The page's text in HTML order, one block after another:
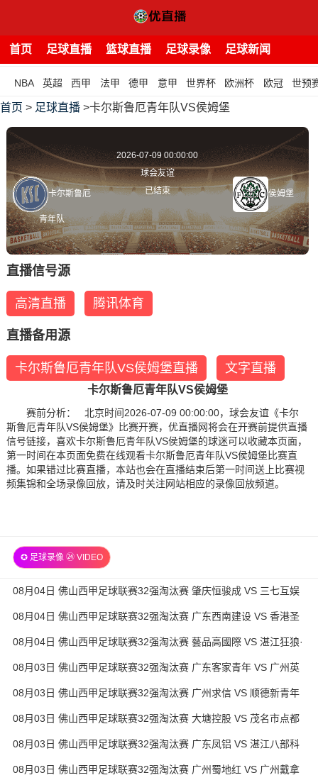
首页 足球直播 篮球直播 足球录像 足球新闻
NBA 英超 西甲 法甲 德甲 意甲 世界杯 欧洲杯 欧冠 世预
首页 > 足球直播 >卡尔斯鲁厄青年队VS侯姆堡
卡尔斯鲁厄
青年队
2026-07-09 00:00:00
球会友谊
已结束
侯姆堡
直播信号源
高清直播 腾讯体育
直播备用源
卡尔斯鲁厄青年队VS侯姆堡直播 文字直播
卡尔斯鲁厄青年队VS侯姆堡
赛前分析： 北京时间2026-07-09 00:00:00，球会友谊《卡尔
斯鲁厄青年队VS侯姆堡》比赛开赛，优直播网将会在开赛前提供直播
信号链接，喜欢卡尔斯鲁厄青年队VS侯姆堡的球迷可以收藏本页面，
第一时间在本页面免费在线观看卡尔斯鲁厄青年队VS侯姆堡比赛直
播。如果错过比赛直播，本站也会在直播结束后第一时间送上比赛视
频集锦和全场录像回放，请及时关注网站相应的录像回放频道。
✪ 足球录像 ㉔ VIDEO
08月04日 佛山西甲足球联赛32强淘汰赛 肇庆恒骏成 VS 三七互娱
全场录像
08月04日 佛山西甲足球联赛32强淘汰赛 广东西南建设 VS 香港圣
徒 全场录像
08月04日 佛山西甲足球联赛32强淘汰赛 藝品高國際 VS 湛江狂狼·
粵辉能源 全场录像
08月03日 佛山西甲足球联赛32强淘汰赛 广东客家青年 VS 广州英
华思力U17 全场录像
08月03日 佛山西甲足球联赛32强淘汰赛 广州求信 VS 顺德新青年
全场录像
08月03日 佛山西甲足球联赛32强淘汰赛 大塘控股 VS 茂名市点都
得 全场录像
08月03日 佛山西甲足球联赛32强淘汰赛 广东凤铝 VS 湛江八部科
技 全场录像
08月03日 佛山西甲足球联赛32强淘汰赛 广州蜀地红 VS 广州戴拿